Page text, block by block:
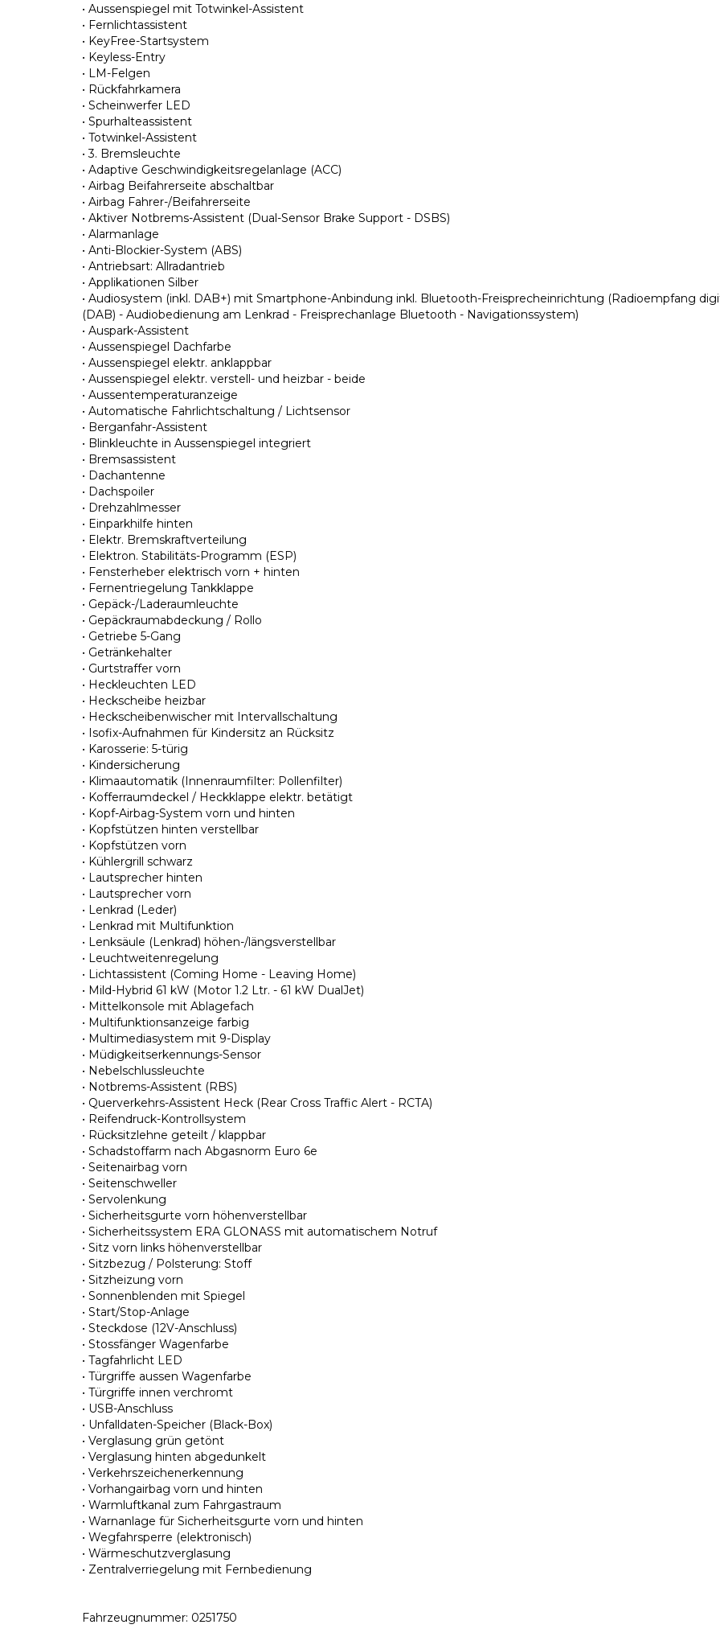
• Aussenspiegel mit Totwinkel-Assistent
• Fernlichtassistent
• KeyFree-Startsystem
• Keyless-Entry
• LM-Felgen
• Rückfahrkamera
• Scheinwerfer LED
• Spurhalteassistent
• Totwinkel-Assistent
• 3. Bremsleuchte
• Adaptive Geschwindigkeitsregelanlage (ACC)
• Airbag Beifahrerseite abschaltbar
• Airbag Fahrer-/Beifahrerseite
• Aktiver Notbrems-Assistent (Dual-Sensor Brake Support - DSBS)
• Alarmanlage
• Anti-Blockier-System (ABS)
• Antriebsart: Allradantrieb
• Applikationen Silber
• Audiosystem (inkl. DAB+) mit Smartphone-Anbindung inkl. Bluetooth-Freisprecheinrichtung (Radioempfang
(DAB) - Audiobedienung am Lenkrad - Freisprechanlage Bluetooth - Navigationssystem)
• Auspark-Assistent
• Aussenspiegel Dachfarbe
• Aussenspiegel elektr. anklappbar
• Aussenspiegel elektr. verstell- und heizbar - beide
• Aussentemperaturanzeige
• Automatische Fahrlichtschaltung / Lichtsensor
• Berganfahr-Assistent
• Blinkleuchte in Aussenspiegel integriert
• Bremsassistent
• Dachantenne
• Dachspoiler
• Drehzahlmesser
• Einparkhilfe hinten
• Elektr. Bremskraftverteilung
• Elektron. Stabilitäts-Programm (ESP)
• Fensterheber elektrisch vorn + hinten
• Fernentriegelung Tankklappe
• Gepäck-/Laderaumleuchte
• Gepäckraumabdeckung / Rollo
• Getriebe 5-Gang
• Getränkehalter
• Gurtstraffer vorn
• Heckleuchten LED
• Heckscheibe heizbar
• Heckscheibenwischer mit Intervallschaltung
• Isofix-Aufnahmen für Kindersitz an Rücksitz
• Karosserie: 5-türig
• Kindersicherung
• Klimaautomatik (Innenraumfilter: Pollenfilter)
• Kofferraumdeckel / Heckklappe elektr. betätigt
• Kopf-Airbag-System vorn und hinten
• Kopfstützen hinten verstellbar
• Kopfstützen vorn
• Kühlergrill schwarz
• Lautsprecher hinten
• Lautsprecher vorn
• Lenkrad (Leder)
• Lenkrad mit Multifunktion
• Lenksäule (Lenkrad) höhen-/längsverstellbar
• Leuchtweitenregelung
• Lichtassistent (Coming Home - Leaving Home)
• Mild-Hybrid 61 kW (Motor 1.2 Ltr. - 61 kW DualJet)
• Mittelkonsole mit Ablagefach
• Multifunktionsanzeige farbig
• Multimediasystem mit 9-Display
• Müdigkeitserkennungs-Sensor
• Nebelschlussleuchte
• Notbrems-Assistent (RBS)
• Querverkehrs-Assistent Heck (Rear Cross Traffic Alert - RCTA)
• Reifendruck-Kontrollsystem
• Rücksitzlehne geteilt / klappbar
• Schadstoffarm nach Abgasnorm Euro 6e
• Seitenairbag vorn
• Seitenschweller
• Servolenkung
• Sicherheitsgurte vorn höhenverstellbar
• Sicherheitssystem ERA GLONASS mit automatischem Notruf
• Sitz vorn links höhenverstellbar
• Sitzbezug / Polsterung: Stoff
• Sitzheizung vorn
• Sonnenblenden mit Spiegel
• Start/Stop-Anlage
• Steckdose (12V-Anschluss)
• Stossfänger Wagenfarbe
• Tagfahrlicht LED
• Türgriffe aussen Wagenfarbe
• Türgriffe innen verchromt
• USB-Anschluss
• Unfalldaten-Speicher (Black-Box)
• Verglasung grün getönt
• Verglasung hinten abgedunkelt
• Verkehrszeichenerkennung
• Vorhangairbag vorn und hinten
• Warmluftkanal zum Fahrgastraum
• Warnanlage für Sicherheitsgurte vorn und hinten
• Wegfahrsperre (elektronisch)
• Wärmeschutzverglasung
• Zentralverriegelung mit Fernbedienung
Fahrzeugnummer: 0251750